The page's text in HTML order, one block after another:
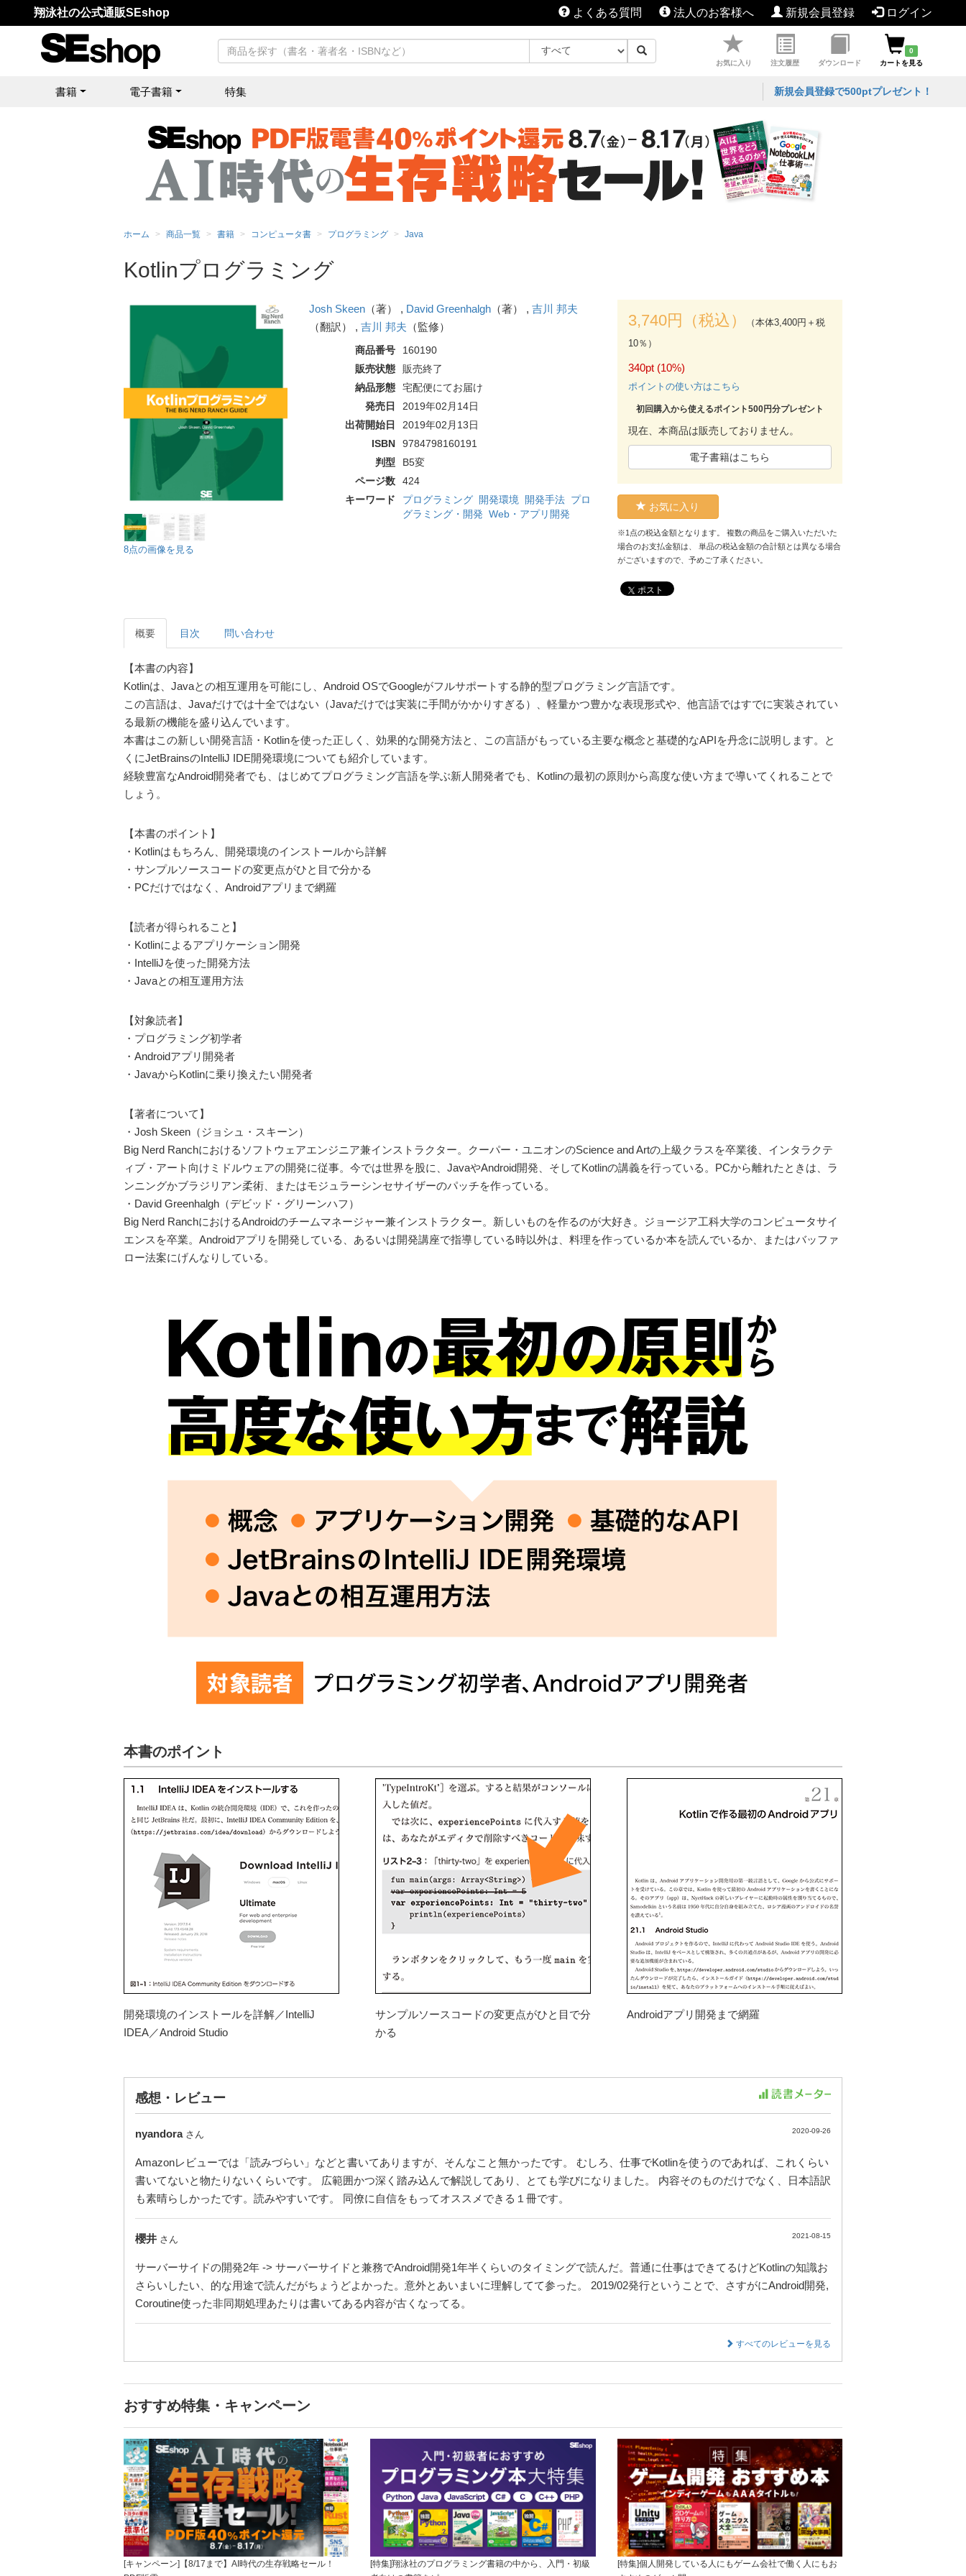
翔泳社の公式通販SEshop よくある質問 法人のお客様へ 新規会員登録 ログイン
お気に入り 注文履歴 ダウンロード
0
カートを見る
書籍 電子書籍 特集 新規会員登録で500ptプレゼント！
ホーム 商品一覧 書籍 コンピュータ書 プログラミング Java
Kotlinプログラミング
8点の画像を見る
Josh Skeen（著） , David Greenhalgh（著） , 吉川 邦夫
（翻訳） , 吉川 邦夫 （監修）
商品番号
160190
販売状態
販売終了
納品形態
宅配便にてお届け
発売日
2019年02月14日
出荷開始日
2019年02月13日
ISBN
9784798160191
判型
B5変
ページ数
424
キーワード
プログラミング 開発環境 開発手法 プロ
グラミング・開発 Web・アプリ開発
3,740円（税込）
（本体3,400円＋税
10％）
340pt (10%)
ポイントの使い方はこちら
初回購入から使えるポイント500円分プレゼント
現在、本商品は販売しておりません。
電子書籍はこちら
お気に入り
※1点の税込金額となります。 複数の商品をご購入いただいた
場合のお支払金額は、 単品の税込金額の合計額とは異なる場合
がございますので、予めご了承ください。
ポスト
概要 目次 問い合わせ
【本書の内容】
Kotlinは、Javaとの相互運用を可能にし、Android OSでGoogleがフルサポートする静的型プログラミング言語です。
この言語は、Javaだけでは十全ではない（Javaだけでは実装に手間がかかりすぎる）、軽量かつ豊かな表現形式や、他言語ではすでに実装されてい
る最新の機能を盛り込んでいます。
本書はこの新しい開発言語・Kotlinを使った正しく、効果的な開発方法と、この言語がもっている主要な概念と基礎的なAPIを丹念に説明します。と
くにJetBrainsのIntelliJ IDE開発環境についても紹介しています。
経験豊富なAndroid開発者でも、はじめてプログラミング言語を学ぶ新人開発者でも、Kotlinの最初の原則から高度な使い方まで導いてくれることで
しょう。
【本書のポイント】
・Kotlinはもちろん、開発環境のインストールから詳解
・サンプルソースコードの変更点がひと目で分かる
・PCだけではなく、Androidアプリまで網羅
【読者が得られること】
・Kotlinによるアプリケーション開発
・IntelliJを使った開発方法
・Javaとの相互運用方法
【対象読者】
・プログラミング初学者
・Androidアプリ開発者
・JavaからKotlinに乗り換えたい開発者
【著者について】
・Josh Skeen（ジョシュ・スキーン）
Big Nerd Ranchにおけるソフトウェアエンジニア兼インストラクター。クーパー・ユニオンのScience and Artの上級クラスを卒業後、インタラクテ
ィブ・アート向けミドルウェアの開発に従事。今では世界を股に、JavaやAndroid開発、そしてKotlinの講義を行っている。PCから離れたときは、ラ
ンニングかブラジリアン柔術、またはモジュラーシンセサイザーのパッチを作っている。
・David Greenhalgh（デビッド・グリーンハフ）
Big Nerd RanchにおけるAndroidのチームマネージャー兼インストラクター。新しいものを作るのが大好き。ジョージア工科大学のコンピュータサイ
エンスを卒業。Androidアプリを開発している、あるいは開発講座で指導している時以外は、料理を作っているか本を読んでいるか、またはバッファ
ロー法案にげんなりしている。
本書のポイント
開発環境のインストールを詳解／IntelliJ
IDEA／Android Studio
サンプルソースコードの変更点がひと目で分
かる
Androidアプリ開発まで網羅
感想・レビュー
nyandora さん 2020-09-26
Amazonレビューでは「読みづらい」などと書いてありますが、そんなこと無かったです。 むしろ、仕事でKotlinを使うのであれば、これくらい
書いてないと物たりないくらいです。 広範囲かつ深く踏み込んで解説してあり、とても学びになりました。 内容そのものだけでなく、日本語訳
も素晴らしかったです。読みやすいです。 同僚に自信をもってオススメできる１冊です。
櫻井 さん 2021-08-15
サーバーサイドの開発2年 -> サーバーサイドと兼務でAndroid開発1年半くらいのタイミングで読んだ。普通に仕事はできてるけどKotlinの知識お
さらいしたい、的な用途で読んだがちょうどよかった。意外とあいまいに理解してて参った。 2019/02発行ということで、さすがにAndroid開発,
Coroutine使った非同期処理あたりは書いてある内容が古くなってる。
すべてのレビューを見る
おすすめ特集・キャンペーン
[キャンペーン]【8/17まで】AI時代の生存戦略セール！
[特集]翔泳社のプログラミング書籍の中から、入門・初級
[特集]個人開発している人にもゲーム会社で働く人にもお